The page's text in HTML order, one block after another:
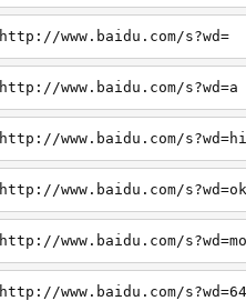
http://www.baidu.com/s?wd=
http://www.baidu.com/s?wd=a
http://www.baidu.com/s?wd=hi
http://www.baidu.com/s?wd=ok
http://www.baidu.com/s?wd=mo
http://www.baidu.com/s?wd=64